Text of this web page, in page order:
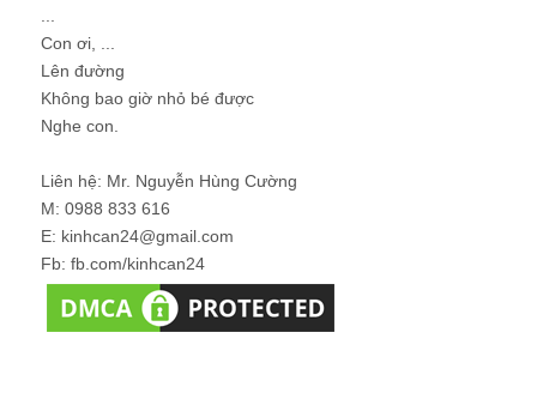
Con ơi, ...
Lên đường
Không bao giờ nhỏ bé được
Nghe con.
Liên hệ: Mr. Nguyễn Hùng Cường
M: 0988 833 616
E: kinhcan24@gmail.com
Fb: fb.com/kinhcan24